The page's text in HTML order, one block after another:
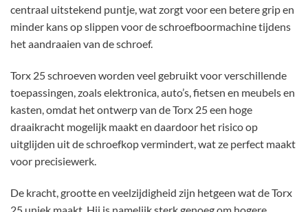
centraal uitstekend puntje, wat zorgt voor een betere grip en
minder kans op slippen voor de schroefboormachine tijdens
het aandraaien van de schroef.
Torx 25 schroeven worden veel gebruikt voor verschillende
toepassingen, zoals elektronica, auto’s, fietsen en meubels en
kasten, omdat het ontwerp van de Torx 25 een hoge
draaikracht mogelijk maakt en daardoor het risico op
uitglijden uit de schroefkop vermindert, wat ze perfect maakt
voor precisiewerk.
De kracht, grootte en veelzijdigheid zijn hetgeen wat de Torx